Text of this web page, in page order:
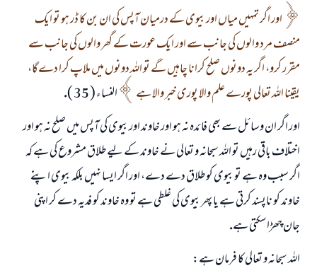
اور اگر تمہيں مياں اور بيوى كے درميان آپس كى ان بن كا ڈر ہو تو ايك
منصف مرد والوں كى جانب سے اور ايك عورت كے گھر والوں كى جانب سے
مقرر كرو، اگر يہ دونوں صلح كرانا چاہيں گے تو اللہ دونوں ميں ملاپ كرا دےگا،
يقينا اللہ تعالى پورے علم والا پورى خبر والا ہے
النساء ( 35 ).
اور اگر ان وسائل سے بھى فائدہ نہ ہو اور خاوند اور بيوى كى آپس ميں صلح نہ ہو اور
اختلاف باقى رہيں تو اللہ سبحانہ و تعالى نے خاوند كے ليے طلاق مشروع كى ہے كہ
اگر سبب وہ ہے تو بيوى كو طلاق دے دے، اور اگر ايسا نہيں بلكہ بيوى اپنے
خاوند كو ناپسند كرتى ہے يا پھر بيوى كى غلطى ہے تو وہ خاوند كو فديہ دے كر اپنى
جان چھڑا سكتى ہے.
اللہ سبحانہ و تعالى كا فرمان ہے: